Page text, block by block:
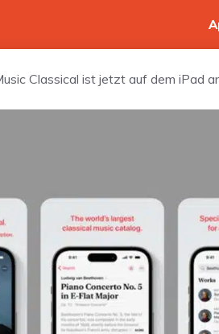
Classical ist jetzt auf dem iPad